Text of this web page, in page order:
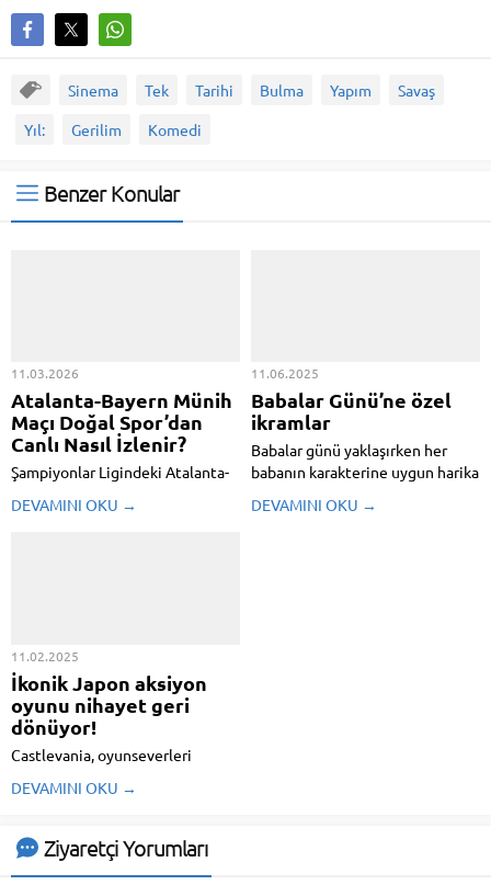
Sinema Tek Tarihi Bulma Yapım
Savaş
Yıl:
Gerilim Komedi
Benzer Konular
11.03.2026
Atalanta-Bayern Münih
Maçı Doğal Spor’dan
Canlı Nasıl İzlenir?
Şampiyonlar Ligindeki Atalanta-
için Alışılmış yayın bilgilerini
DEVAMINI OKU →
11.06.2025
Babalar Günü’ne özel
ikramlar
Babalar günü yaklaşırken her
babanın karakterine uygun harika
seçenekler ortasından tercih
DEVAMINI OKU →
11.02.2025
İkonik Japon aksiyon
oyunu nihayet geri
dönüyor!
Castlevania, oyunseverleri
söylentiyle gündeme geldi.
yılında orijinal bir Castlevania
oyunu alarak kıssayı farklı bir
DEVAMINI OKU →
Ziyaretçi Yorumları